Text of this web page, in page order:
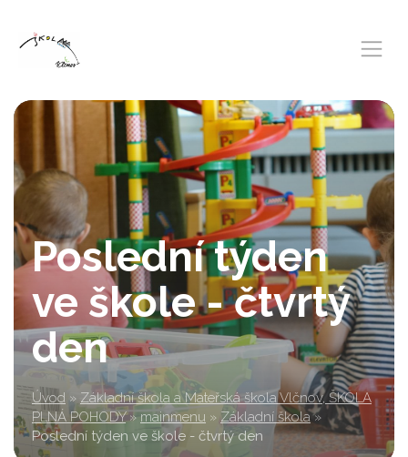
Poslední týden
ve škole - čtvrtý
den
Úvod » Základní škola a Mateřská škola Vlčnov, ŠKOLA
PLNÁ POHODY » mainmenu » Základní škola »
Poslední týden ve škole - čtvrtý den